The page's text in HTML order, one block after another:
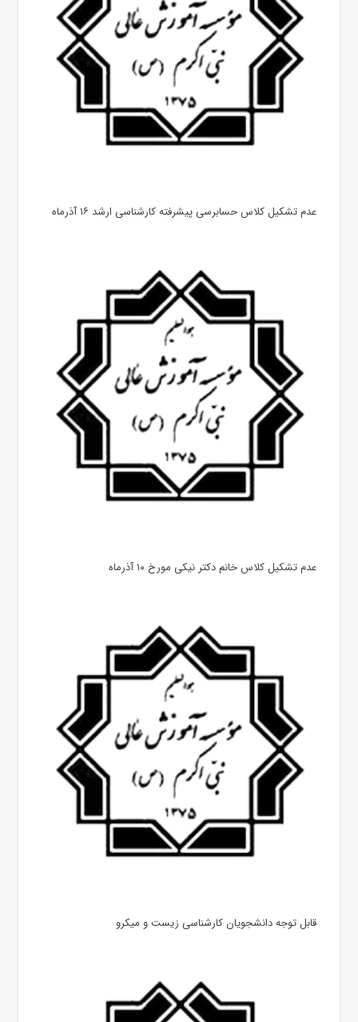
عدم تشکیل کلاس حسابرسی پیشرفته کارشناسی ارشد ۱۶ آذرماه
عدم تشکیل کلاس خانم دکتر نیکی مورخ ۱۰ آذرماه
قابل توجه دانشجویان کارشناسی زیست و میکرو